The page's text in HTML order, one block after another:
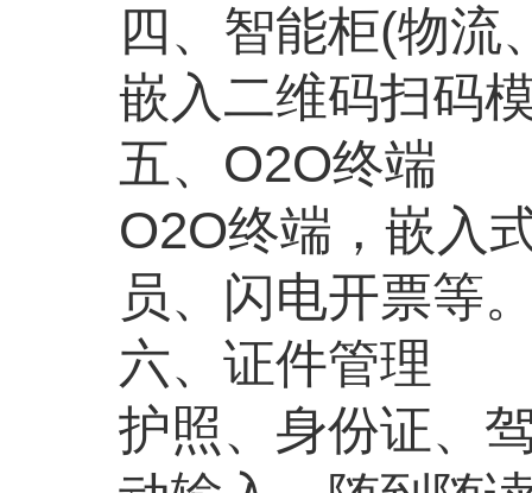
四、智能柜(物流
嵌入二维码扫码
五、 O2O终端
O2O终端，嵌入
员、闪电开票等
六、证件管理
护照、身份证、